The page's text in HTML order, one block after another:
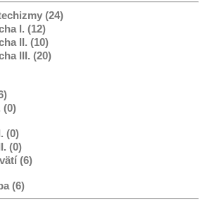
(24)
I. (12)
II. (10)
III. (20)
(0)
(0)
(0)
(6)
(6)